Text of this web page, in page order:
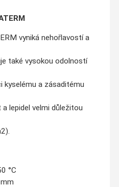
vyniká nehořlavostí a
také vysokou odolností
kyselému a zásaditému
lepidel velmi důležitou
°C